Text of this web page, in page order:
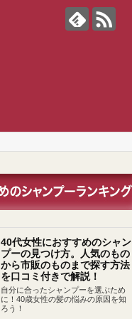
40代女性におすすめのシャン
プーの見つけ方。人気のもの
から市販のものまで探す方法
を口コミ付きで解説！
自分に合ったシャンプーを選ぶため
に！40歳女性の髪の悩みの原因を知
ろう！